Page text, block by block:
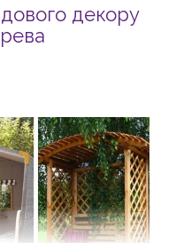
декору